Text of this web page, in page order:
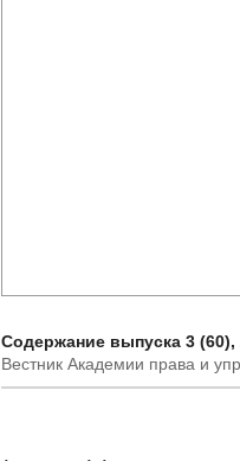
Содержание выпуска 3 (60),
Вестник Академии права и